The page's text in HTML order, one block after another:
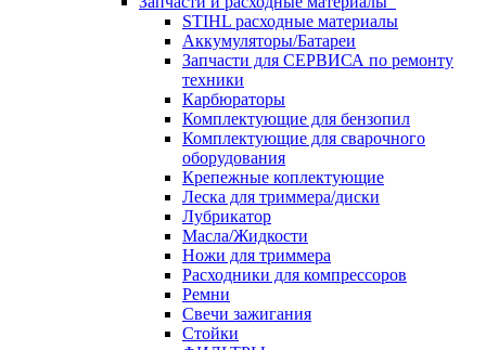
STIHL расходные материалы
Аккумуляторы/Батареи
Запчасти для СЕРВИСА по ремонту
техники
Карбюраторы
Комплектующие для бензопил
Комплектующие для сварочного
оборудования
Крепежные коплектующие
Леска для триммера/диски
Лубрикатор
Масла/Жидкости
Ножи для триммера
Расходники для компрессоров
Ремни
Свечи зажигания
Стойки